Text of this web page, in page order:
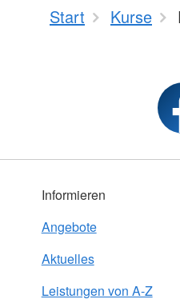
Start Kurse
Informieren
Angebote
Aktuelles
Leistungen von A-Z